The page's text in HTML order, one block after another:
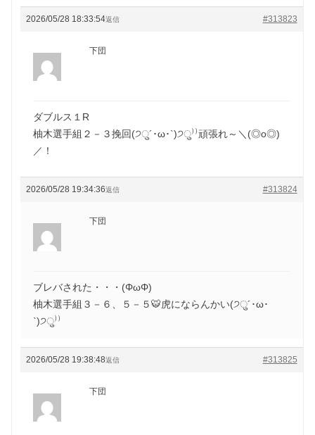
2026/05/28 18:33:54 #313823
返信
下団
ダブルス１R
柚木選手組２－３挽回(੭ु´･ω･`)੭ु⁾⁾頑張れ～＼(◎o◎)
／！
2026/05/28 19:34:36 #313824
返信
下団
ブレバされた・・・(ΦωΦ)
柚木選手組３－６、５－５🐯虎にならんかい(੭ु´･ω･
`)੭ु⁾⁾
2026/05/28 19:38:48 #313825
返信
下団